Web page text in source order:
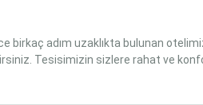
birkaç adım uzaklıkta bulunan
Tesisimizin sizlere rahat ve